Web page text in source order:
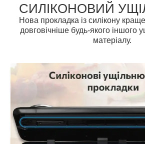
СИЛІКОНОВИЙ
Нова прокладка із силікону
довговічніше будь-якого іншого
матеріалу.